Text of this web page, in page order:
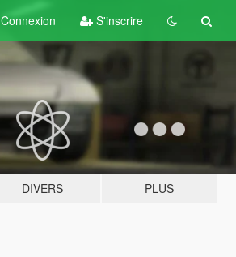
Connexion S'inscrire
DIVERS PLUS